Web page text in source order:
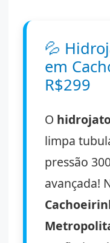
💦
em
R$299
O
limpa
pressão
avançada!